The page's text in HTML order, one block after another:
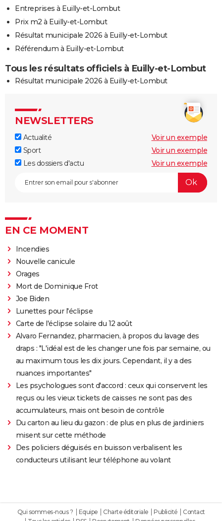
Entreprises à Euilly-et-Lombut
Prix m2 à Euilly-et-Lombut
Résultat municipale 2026 à Euilly-et-Lombut
Référendum à Euilly-et-Lombut
Tous les résultats officiels à Euilly-et-Lombut
Résultat municipale 2026 à Euilly-et-Lombut
NEWSLETTERS
Actualité
Voir un exemple
Sport
Voir un exemple
Les dossiers d'actu
Voir un exemple
EN CE MOMENT
Incendies
Nouvelle canicule
Orages
Mort de Dominique Frot
Joe Biden
Lunettes pour l'éclipse
Carte de l'éclipse solaire du 12 août
Alvaro Fernandez, pharmacien, à propos du lavage des
draps : "L'idéal est de les changer une fois par semaine, ou
au maximum tous les dix jours. Cependant, il y a des
nuances importantes"
Les psychologues sont d'accord : ceux qui conservent les
reçus ou les vieux tickets de caisses ne sont pas des
accumulateurs, mais ont besoin de contrôle
Du carton au lieu du gazon : de plus en plus de jardiniers
misent sur cette méthode
Des policiers déguisés en buisson verbalisent les
conducteurs utilisant leur téléphone au volant
Qui sommes-nous ? Equipe Charte éditoriale Publicité
Contact